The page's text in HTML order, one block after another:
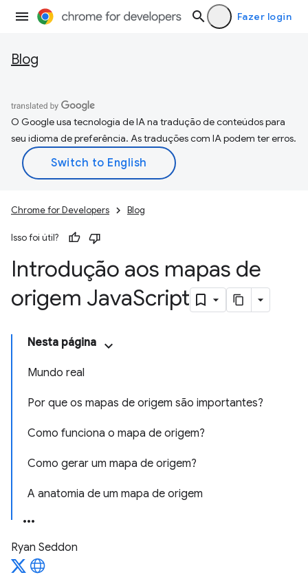
Fazer login
Blog
O Google usa tecnologia de IA na tradução de conteúdos para
seu idioma de preferência. As traduções com IA podem ter erros.
Chrome for Developers Blog
Isso foi útil?
Introdução aos mapas de
origem JavaScript
Nesta página
Mundo real
Por que os mapas de origem são importantes?
Como funciona o mapa de origem?
Como gerar um mapa de origem?
A anatomia de um mapa de origem
Ryan Seddon